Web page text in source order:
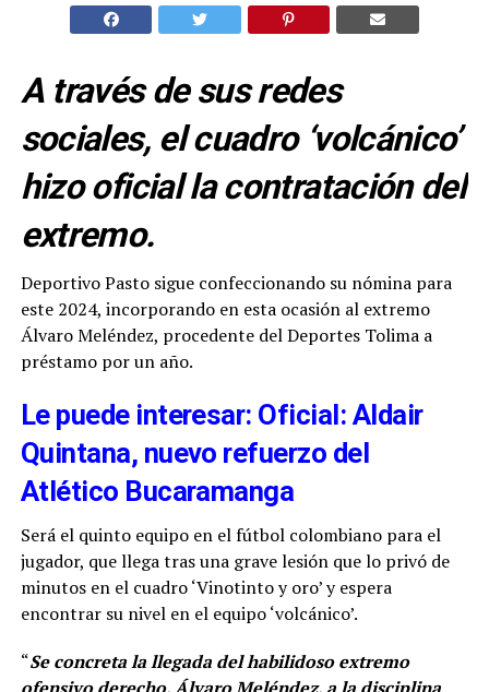
A través de sus redes
sociales, el cuadro ‘volcánico’
hizo oficial la contratación del
extremo.
Deportivo Pasto sigue confeccionando su nómina para
este 2024, incorporando en esta ocasión al extremo
Álvaro Meléndez, procedente del Deportes Tolima a
préstamo por un año.
Le puede interesar: Oficial: Aldair
Quintana, nuevo refuerzo del
Atlético Bucaramanga
Será el quinto equipo en el fútbol colombiano para el
jugador, que llega tras una grave lesión que lo privó de
minutos en el cuadro ‘Vinotinto y oro’ y espera
encontrar su nivel en el equipo ‘volcánico’.
“Se concreta la llegada del habilidoso extremo